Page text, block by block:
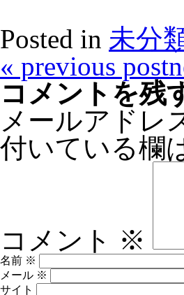
Posted in 未分
« previous post
コメントを残
メールアドレ
付いている欄
コメント ※
名前 ※
メール ※
サイト